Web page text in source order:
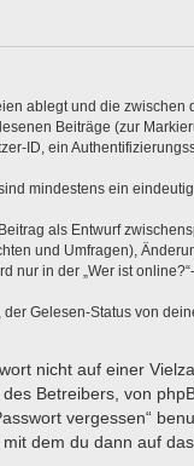
ablegt und die
Beiträge (zur
ID, ein
mindestens ein
als Entwurf
und Umfragen),
nur in der „Wer ist
Gelesen-Status von
nicht auf einer
Betreibers, von
vergessen“
dem du dann auf